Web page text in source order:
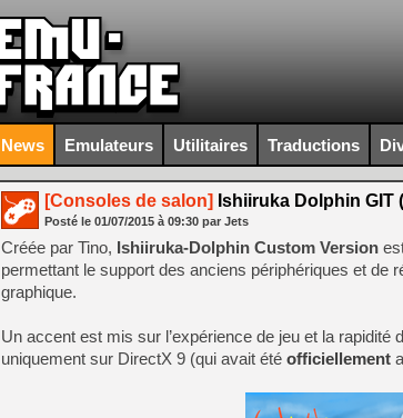
News Emulateurs Utilitaires Traductions
[Consoles de salon] Ishiiruka Dolphin GIT
Posté le 01/07/2015 à 09:30 par Jets
Créée par Tino, Ishiiruka-Dolphin Custom Version
permettant le support des anciens périphériques et de
graphique.
Un accent est mis sur l’expérience de jeu et la rapidité
uniquement sur DirectX 9 (qui avait été officiellement